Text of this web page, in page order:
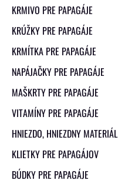
KRMIVO PRE PAPAGÁJE
KRÚŽKY PRE PAPAGÁJE
KRMÍTKA PRE PAPAGÁJE
NAPÁJAČKY PRE PAPAGÁJE
MAŠKRTY PRE PAPAGÁJE
VITAMÍNY PRE PAPAGÁJE
HNIEZDO, HNIEZDNY MATERIÁL
KLIETKY PRE PAPAGÁJOV
BÚDKY PRE PAPAGÁJE